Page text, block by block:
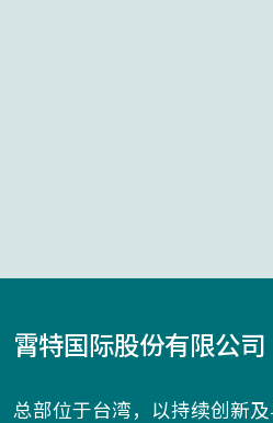
霄特国际股份有限公司
总部位于台湾，以持续创新